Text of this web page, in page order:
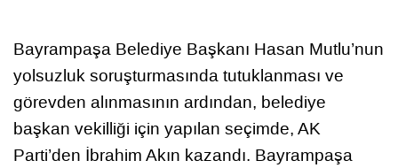
Bayrampaşa Belediye Başkanı Hasan Mutlu’nun
yolsuzluk soruşturmasında tutuklanması ve
görevden alınmasının ardından, belediye
başkan vekilliği için yapılan seçimde, AK
Parti’den İbrahim Akın kazandı. Bayrampaşa